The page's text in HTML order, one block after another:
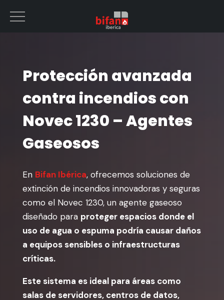
Protección avanzada
contra incendios con
Novec 1230 – Agentes
Gaseosos
En Bifan Ibérica, ofrecemos soluciones de
extinción de incendios innovadoras y seguras
como el Novec 1230, un agente gaseoso
diseñado para proteger espacios donde el
uso de agua o espuma podría causar daños
a equipos sensibles o infraestructuras
críticas.
Este sistema es ideal para áreas como
salas de servidores, centros de datos,